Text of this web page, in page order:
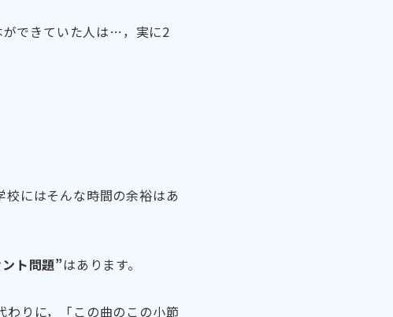
ができていた人は…，実に2
にはそんな時間の余裕はあ
ト問題”はあります。
わりに，「この曲のこの小節